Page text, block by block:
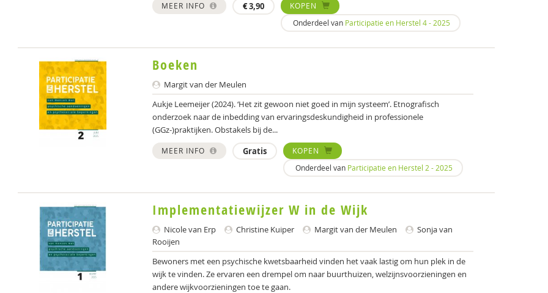
MEER INFO €3,90
KOPEN
Onderdeel van Participatie en Herstel 4 - 2025
Boeken
Margit van der Meulen
Aukje Leemeijer (2024). ‘Het zit gewoon niet goed in mijn systeem’. Etnografisch
onderzoek naar de inbedding van ervaringsdeskundigheid in professionele
(GGz-)praktijken. Obstakels bij de...
MEER INFO Gratis
KOPEN
Onderdeel van Participatie en Herstel 2 - 2025
Implementatiewijzer W in de Wijk
Nicole van Erp Christine Kuiper Margit van der Meulen
Sonja van
Rooijen
Bewoners met een psychische kwetsbaarheid vinden het vaak lastig om hun plek in de
wijk te vinden. Ze ervaren een drempel om naar buurthuizen, welzijnsvoorzieningen en
andere wijkvoorzieningen toe te gaan.